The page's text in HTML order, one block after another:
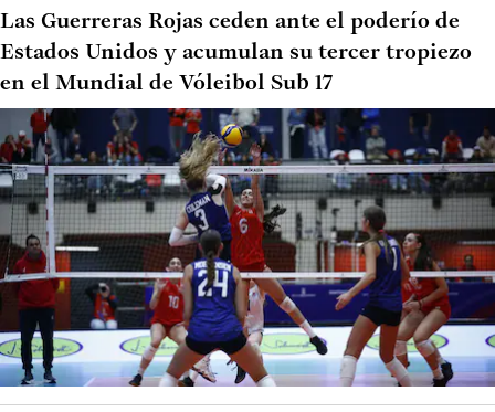
Las Guerreras Rojas ceden ante el poderío de
Estados Unidos y acumulan su tercer tropiezo
en el Mundial de Vóleibol Sub 17